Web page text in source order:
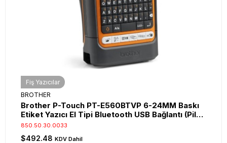
Fiş Yazıcılar
BROTHER
Brother P-Touch PT-E560BTVP 6-24MM Baskı
Etiket Yazıcı El Tipi Bluetooth USB Bağlantı (Pil
Dahil)
850.50.30.0033
$492.48 KDV Dahil